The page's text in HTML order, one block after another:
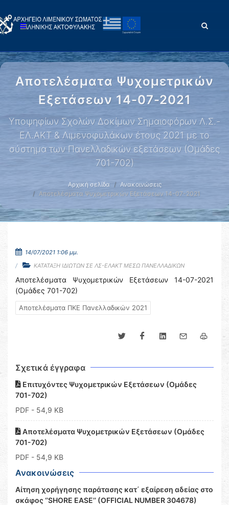
Αποτελέσματα Ψυχομετρικών
Εξετάσεων 14-07-2021
Yποψηφίων Σχολών Δοκίμων Σημαιοφόρων Λ.Σ.-
ΕΛ.ΑΚΤ & Λιμενοφυλάκων έτους 2021 με το
σύστημα των Πανελλαδικών εξετάσεων (Ομάδες
701-702)
Αρχική σελίδα
Ανακοινώσεις
Αποτελέσματα Ψυχομετρικών Εξετάσεων 14-07-2021
14/07/2021 1:06 μμ.
ΚΑΤΑΤΑΞΗ ΙΔΙΩΤΩΝ ΣΕ ΛΣ-ΕΛΑΚΤ ΜΕΣΩ ΠΑΝΕΛΛΑΔΙΚΩΝ
Αποτελέσματα Ψυχομετρικών Εξετάσεων 14-07-2021
(Ομάδες 701-702)
Αποτελέσματα ΠΚΕ Πανελλαδικών 2021
Σχετικά έγγραφα
Επιτυχόντες Ψυχομετρικών Εξετάσεων (Ομάδες
701-702)
PDF - 54,9 KB
Αποτελέσματα Ψυχομετρικών Εξετάσεων (Ομάδες
701-702)
PDF - 54,9 KB
Ανακοινώσεις
Αίτηση χορήγησης παράτασης κατ΄ εξαίρεση αδείας στο
σκάφος ‘’SHORE EASE’’ (OFFICIAL NUMBER 304678)